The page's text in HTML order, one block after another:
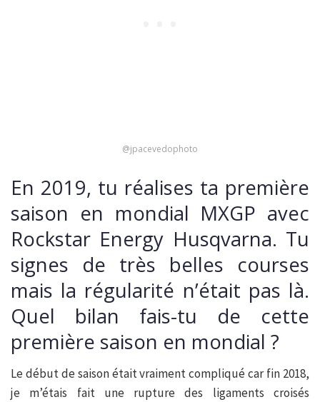
@jpacevedophoto
En 2019, tu réalises ta première
saison en mondial MXGP avec
Rockstar Energy Husqvarna. Tu
signes de très belles courses
mais la régularité n’était pas là.
Quel bilan fais-tu de cette
première saison en mondial ?
Le début de saison était vraiment compliqué car fin 2018,
je m’étais fait une rupture des ligaments croisés